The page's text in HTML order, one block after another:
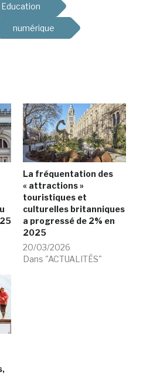
Education
numérique
La fréquentation des
« attractions »
touristiques et
culturelles britanniques
a progressé de 2% en
2025
20/03/2026
Dans "ACTUALITÉS"